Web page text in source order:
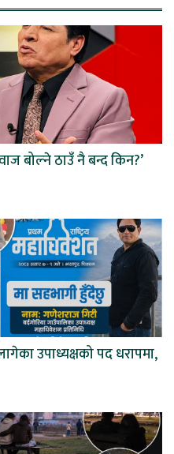
बोल्ने ठाउँ नै बन्द किन?’
उपाध्यक्षको पद धरापमा,